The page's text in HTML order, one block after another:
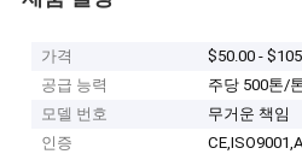
가격
$50.00 -
공급 능력
주당 500톤/
모델 번호
무거운 책임
인증